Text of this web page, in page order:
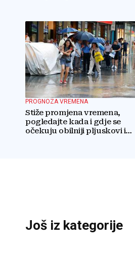
PROGNOZA VREMENA
Stiže promjena vremena,
pogledajte kada i gdje se
očekuju obilniji pljuskovi i
Još iz kategorije